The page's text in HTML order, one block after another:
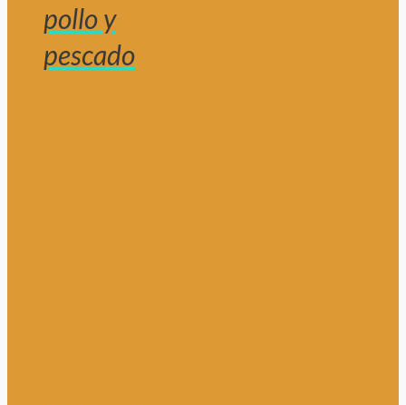
pollo y
pescado